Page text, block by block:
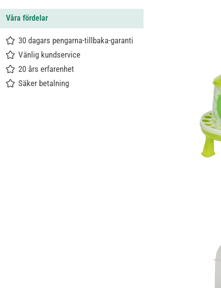
Våra fördelar
30 dagars pengarna-tillbaka-garanti
Vänlig kundservice
20 års erfarenhet
Säker betalning